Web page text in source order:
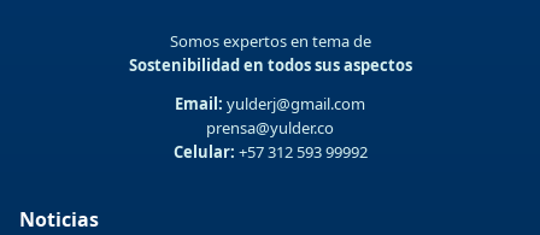
Somos expertos en tema de
Sostenibilidad en todos sus aspectos
Email: yulderj@gmail.com
prensa@yulder.co
Celular: +57 312 593 99992
Noticias